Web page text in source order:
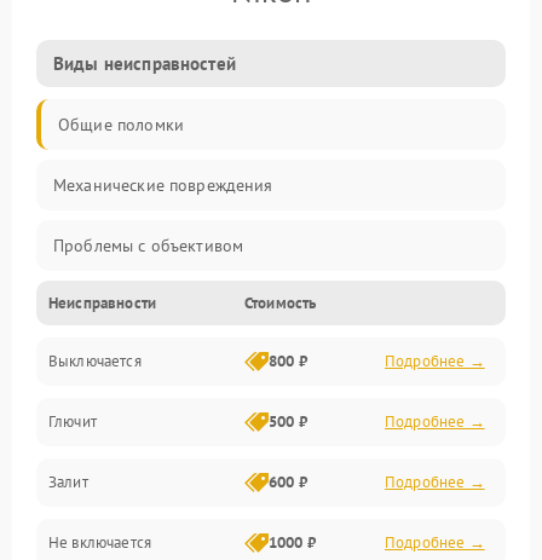
Виды неисправностей
Общие поломки
Механические повреждения
Проблемы с объективом
Электронные ошибки
Механические проблемы
Матрица и оптика
Питание и питание цепей
Проблемы с картами памяти
Неисправности Стоимость
Выключается 800 ₽ Подробнее →
Глючит 500 ₽ Подробнее →
Залит 600 ₽ Подробнее →
Не включается 1000 ₽ Подробнее →